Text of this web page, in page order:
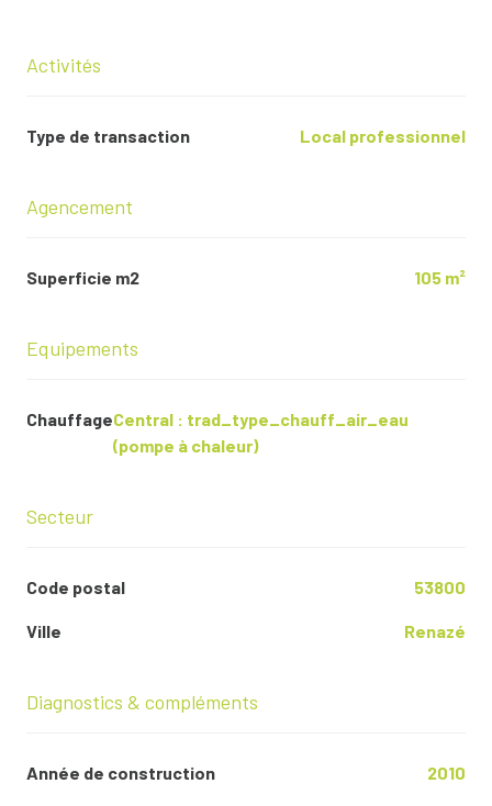
Activités
Type de transaction Local professionnel
Agencement
Superficie m2 105 m²
Equipements
Chauffagecentral : trad_type_chauff_air_eau
(pompe à chaleur)
Secteur
Code postal 53800
Ville Renazé
Diagnostics & compléments
Année de construction 2010